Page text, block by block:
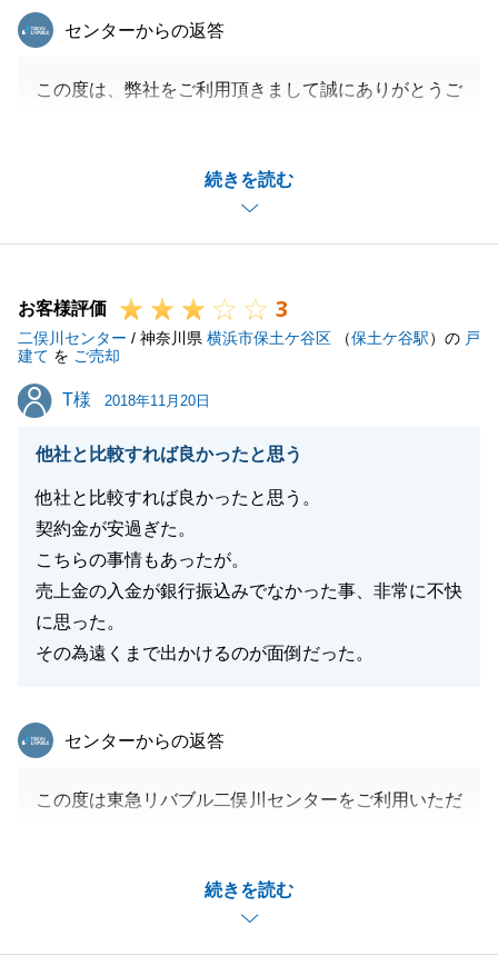
続きを読む
東急リバブル
センターからの返答
この度は、弊社をご利用頂きまして誠にありがとうご
こととなってしまい、大変申し訳ございませんでし
また、ご指摘頂きまして誠にありがとうございます。
提案できるよう努めてまいります。
お客様評価 3
二俣川センター / 神奈川県 横浜市保土ケ谷区 （保土ケ谷駅）の 戸
建て を ご売却
T様
T様 2018年11月20日
他社と比較すれば良かったと思う
他社と比較すれば良かったと思う。
契約金が安過ぎた。
こちらの事情もあったが。
売上金の入金が銀行振込みでなかった事、非常に不快
に思った。
その為遠くまで出かけるのが面倒だった。
続きを読む
東急リバブル
センターからの返答
この度は東急リバブル二俣川センターをご利用いただ
いただいたつもりでしたが、ご期待に沿えず申し訳ご
貴重なご意見として社内でも共有をさせていただきま